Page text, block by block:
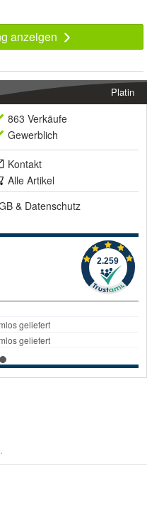
anzeigen
Platin
863 Verkäufe
Gewerblich
Kontakt
Alle Artikel
& Datenschutz